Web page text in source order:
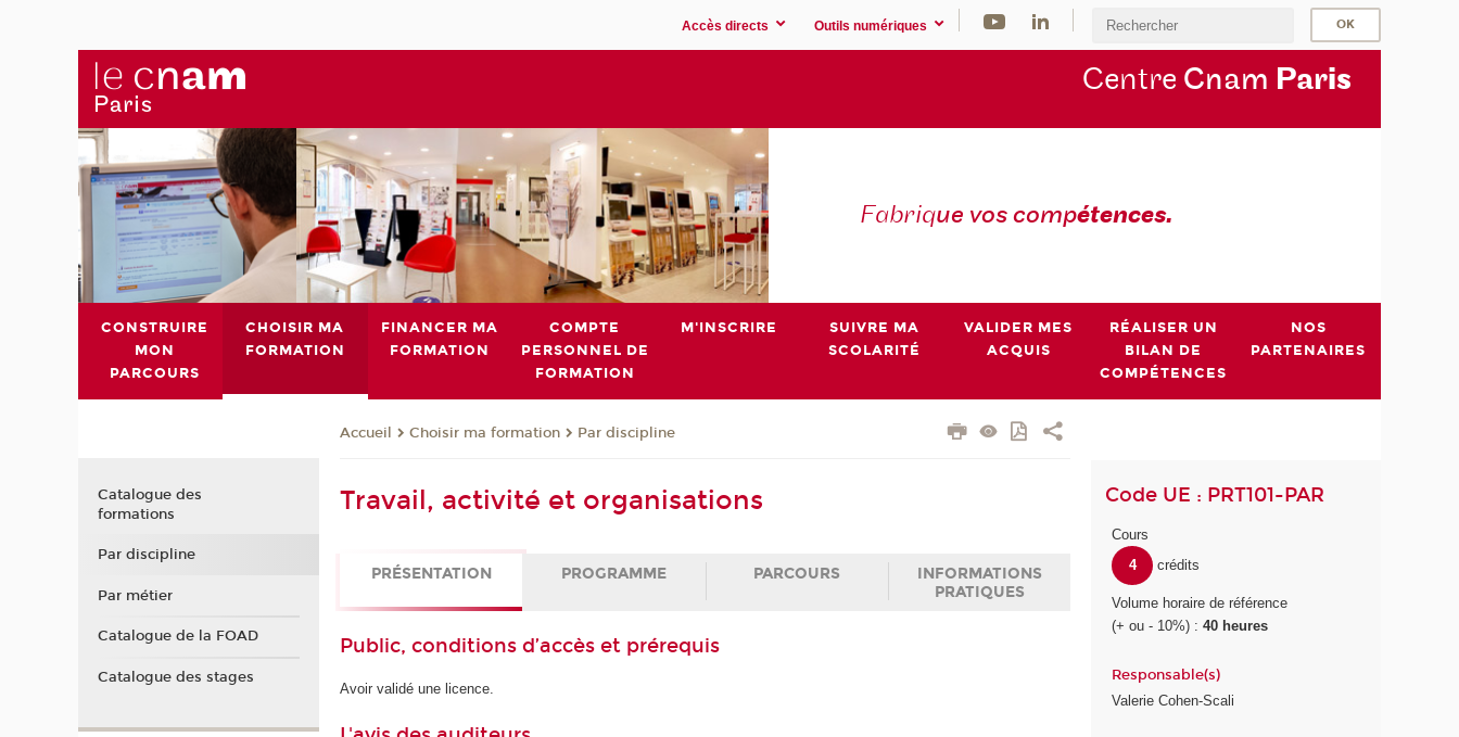
Accès directs Outils numériques
Centre Cnam Paris
Fabrique vos compétences.
CONSTRUIRE
MON
PARCOURS
CHOISIR MA
FORMATION
FINANCER MA
FORMATION
COMPTE
PERSONNEL DE
FORMATION
M'INSCRIRE
SUIVRE MA
SCOLARITÉ
VALIDER MES
ACQUIS
RÉALISER UN
BILAN DE
COMPÉTENCES
NOS
PARTENAIRES
Accueil Choisir ma formation Par discipline
Travail, activité et organisations
PRÉSENTATION PROGRAMME PARCOURS
INFORMATIONS
PRATIQUES
Public, conditions d’accès et prérequis
Avoir validé une licence.
Code UE : PRT101-PAR
Cours
4
crédits
Volume horaire de référence
(+ ou - 10%) :40 heures
Responsable(s)
Valerie Cohen-Scali
Catalogue des
formations
Par discipline
Par métier
Catalogue de la FOAD
Catalogue des stages